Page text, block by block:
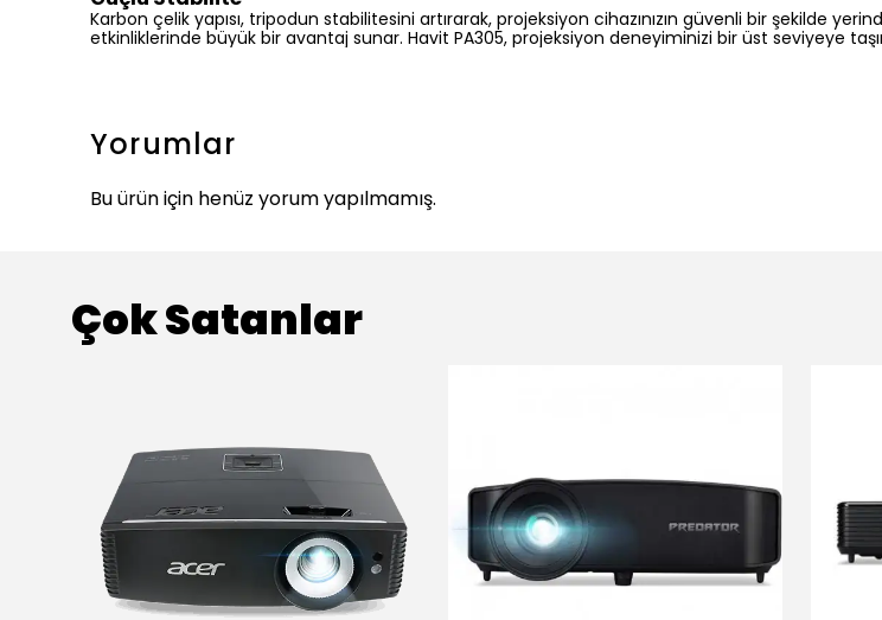
Karbon çelik yapısı, tripodun stabilitesini artırarak, projeksiyon cihazınızın güvenli bir şekilde
etkinliklerinde büyük bir avantaj sunar. Havit PA305, projeksiyon deneyiminizi bir üst seviyeye
Yorumlar
Bu ürün için henüz yorum yapılmamış.
Çok Satanlar